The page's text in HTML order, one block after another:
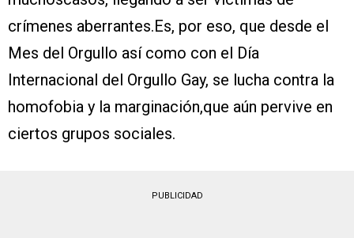
crímenes aberrantes.Es, por eso, que desde el
Mes del Orgullo así como con el Día
Internacional del Orgullo Gay, se lucha contra la
homofobia y la marginación,que aún pervive en
ciertos grupos sociales.
PUBLICIDAD